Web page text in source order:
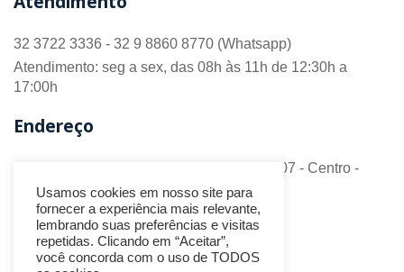
32 3722 3336 - 32 9 8860 8770 (Whatsapp)
Atendimento: seg a sex, das 08h às 11h de 12:30h a
17:00h
Endereço
R. Barão do Monte Alto nº 70 - Sala 306/307 - Centro -
CEP 36.880-018 - Muriaé/MG
Redes Sociais
Usamos cookies em nosso site para
fornecer a experiência mais relevante,
lembrando suas preferências e visitas
repetidas. Clicando em “Aceitar”,
você concorda com o uso de TODOS